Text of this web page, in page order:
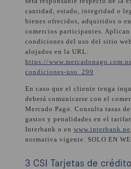
cantidad, estado, integridad o
bienes ofrecidos, adquiridos o
comercios participantes.
condiciones del uso del sitio
alojados en la URL:
https://
condiciones-uso_299
En caso que el cliente tenga
deberá comunicarse con el
Mercado Pago. Consulta tasas
gastos y penalidades en el
Interbank o en www.interbank.pe
normativa vigente. SOLO EN
3 CSI Tarjetas de